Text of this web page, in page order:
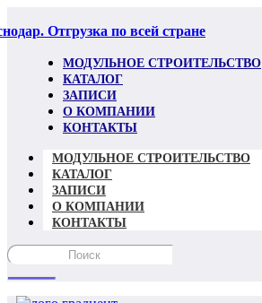
Отгрузка по всей стране
МОДУЛЬНОЕ СТРОИТЕЛЬСТВО
КАТАЛОГ
ЗАПИСИ
О КОМПАНИИ
КОНТАКТЫ
МОДУЛЬНОЕ СТРОИТЕЛЬСТВО
КАТАЛОГ
ЗАПИСИ
О КОМПАНИИ
КОНТАКТЫ